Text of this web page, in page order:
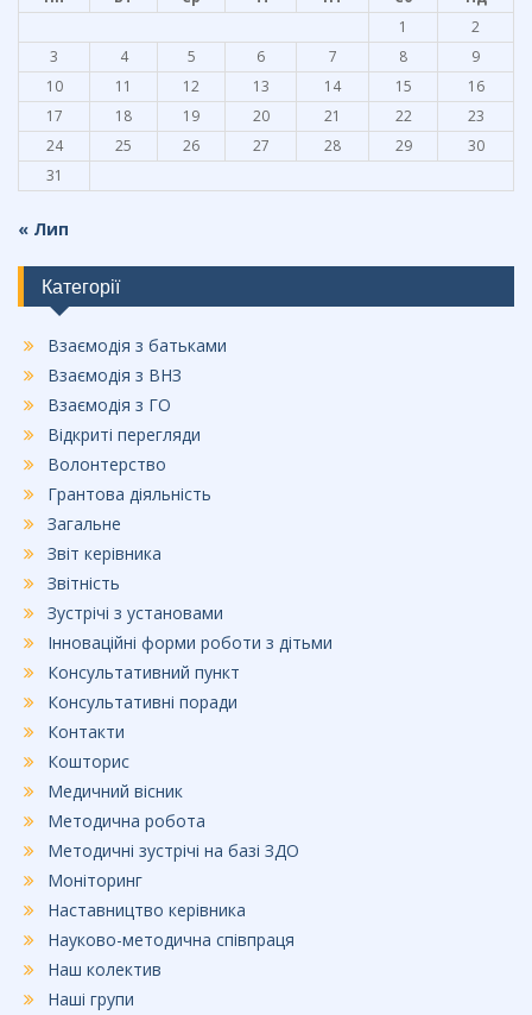
1
2
3
4 5 6 7 8
9
10
11 12 13 14 15
16
17
18 19 20 21 22
23
24
25 26 27 28 29
30
31
« Лип
Категорії
Взаємодія з батьками
Взаємодія з ВНЗ
Взаємодія з ГО
Відкриті перегляди
Волонтерство
Грантова діяльність
Загальне
Звіт керівника
Звітність
Зустрічі з установами
Інноваційні форми роботи з дітьми
Консультативний пункт
Консультативні поради
Контакти
Кошторис
Медичний вісник
Методична робота
Методичні зустрічі на базі ЗДО
Моніторинг
Наставництво керівника
Науково-методична співпраця
Наш колектив
Наші групи